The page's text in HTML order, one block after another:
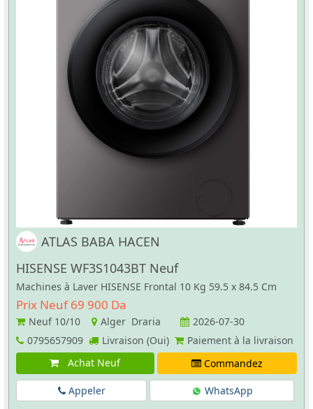
ATLAS BABA HACEN
HISENSE WF3S1043BT Neuf
Machines à Laver HISENSE Frontal 10 Kg 59.5 x 84.5 Cm
Prix Neuf 69 900 Da
Neuf 10/10 Alger Draria
2026-07-30
0795657909
Livraison (Oui)
Paiement à la livraison
Achat Neuf
Commandez
Appeler WhatsApp